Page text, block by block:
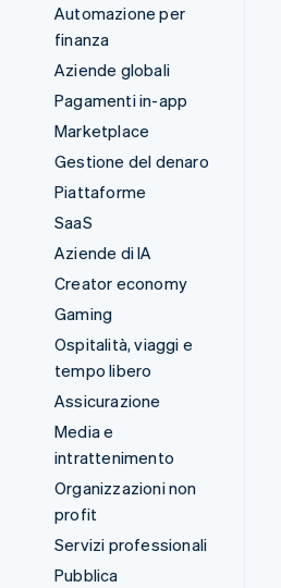
Automazione per
finanza
Aziende globali
Pagamenti in-app
Marketplace
Gestione del denaro
Piattaforme
SaaS
Aziende di IA
Creator economy
Gaming
Ospitalità, viaggi e
tempo libero
Assicurazione
Media e
intrattenimento
Organizzazioni non
profit
Servizi professionali
Pubblica